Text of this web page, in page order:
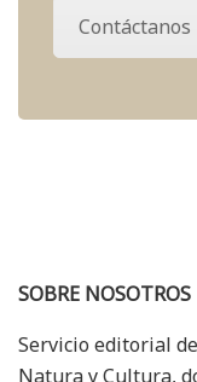
Contáctanos
SOBRE NOSOTROS
Servicio editorial
Natura y Cultura,